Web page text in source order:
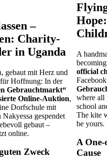
–
Charity-
in Uganda
gebaut mit Herz und
Hoffnung: In der
Gebrauchtmarkt“
Online-Auktion,
Dorfschule mit
gespendet
gebaut –
online.
Zweck
A
official
where all
school
The kite
be yours.
A
Cause